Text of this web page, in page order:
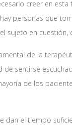
creer en
personas que
sujeto en cuestión,
de la
de sentirse
de los
dan el tiempo